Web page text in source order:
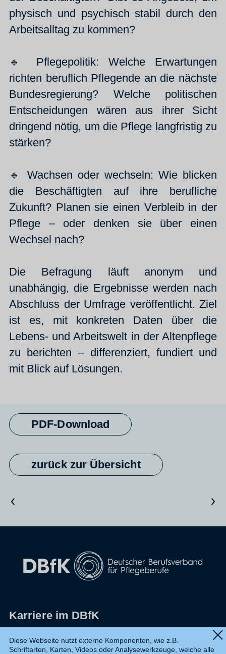
physisch und psychisch stabil durch den
Arbeitsalltag zu kommen?
🔹 Pflegepolitik: Welche Erwartungen
richten beruflich Pflegende an die nächste
Bundesregierung? Welche politischen
Entscheidungen wären aus ihrer Sicht
dringend nötig, um die Pflege langfristig zu
stärken?
🔹 Wachsen oder wechseln: Wie blicken
die Beschäftigten auf ihre berufliche
Zukunft? Planen sie einen Verbleib in der
Pflege – oder denken sie über einen
Wechsel nach?
Die Befragung läuft anonym und
unabhängig, die Ergebnisse werden nach
Abschluss der Umfrage veröffentlicht. Ziel
ist es, mit konkreten Daten über die
Lebens- und Arbeitswelt in der Altenpflege
zu berichten – differenziert, fundiert und
mit Blick auf Lösungen.
zurück zur Übersicht
PDF-Download
Vorheriger Artikel Nächster Artikel
Karriere im DBfK
Diese Webseite nutzt externe Komponenten, wie z.B.
Schriftarten, Karten, Videos oder Analysewerkzeuge, welche alle